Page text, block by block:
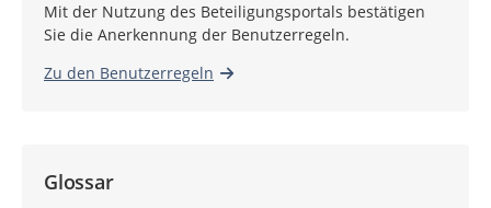
Mit der Nutzung des Beteiligungsportals bestätigen
Sie die Anerkennung der Benutzerregeln.
Zu den Benutzerregeln
Glossar